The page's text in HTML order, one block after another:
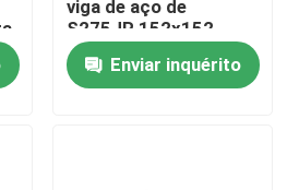
viga de aço de
S275JR 152x152
Enviar inquérito